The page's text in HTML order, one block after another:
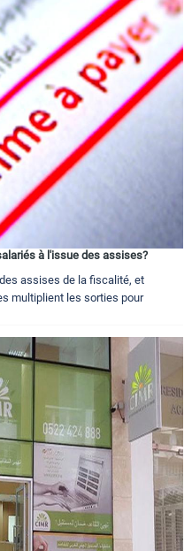
à l'issue des assises?
assises de la fiscalité, et
multiplient les sorties pour